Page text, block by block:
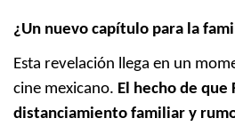
¿Un nuevo capítulo para la
Esta revelación llega en un
cine mexicano. El hecho de
distanciamiento familiar y